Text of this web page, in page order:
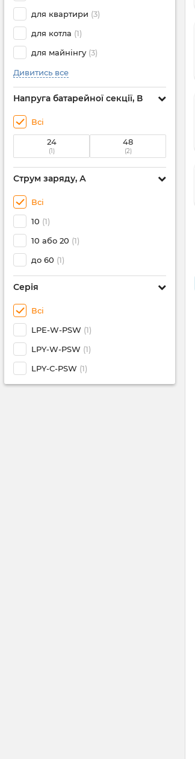
для квартири (3)
для котла (1)
для майнінгу (3)
Дивитись все
Напруга батарейної секції, В
Всі
24
(1)
48
(2)
Струм заряду, А
Всі
10 (1)
10 або 20 (1)
до 60 (1)
Серія
Всі
LPE-W-PSW (1)
LPY-W-PSW (1)
LPY-С-PSW (1)